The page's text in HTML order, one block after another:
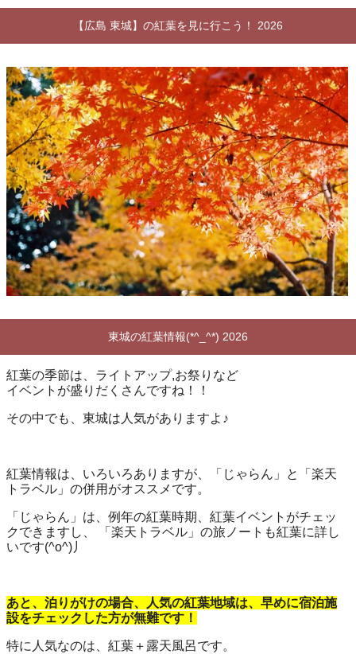
【広島 東城】の紅葉を見に行こう！ 2026
東城の紅葉情報(*^_^*) 2026
紅葉の季節は、ライトアップ,お祭りなど
イベントが盛りだくさんですね！！
その中でも、東城は人気がありますよ♪
紅葉情報は、いろいろありますが、「じゃらん」と「楽天
トラベル」の併用がオススメです。
「じゃらん」は、例年の紅葉時期、紅葉イベントがチェッ
クできますし、 「楽天トラベル」の旅ノートも紅葉に詳し
いです(^o^)丿
あと、泊りがけの場合、人気の紅葉地域は、早めに宿泊施
設をチェックした方が無難です！
特に人気なのは、紅葉＋露天風呂です。